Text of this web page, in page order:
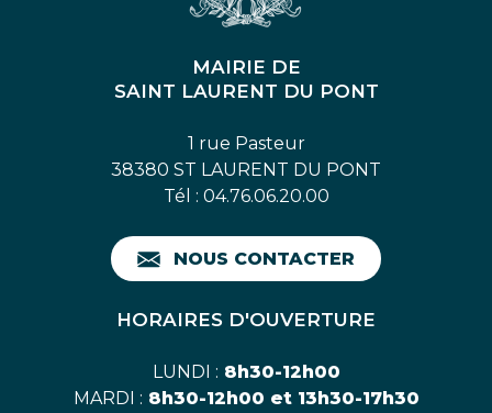
MAIRIE DE
SAINT LAURENT DU PONT
1 rue Pasteur
38380 ST LAURENT DU PONT
Tél : 04.76.06.20.00
NOUS CONTACTER
HORAIRES D'OUVERTURE
LUNDI : 8h30-12h00
MARDI : 8h30-12h00 et 13h30-17h30